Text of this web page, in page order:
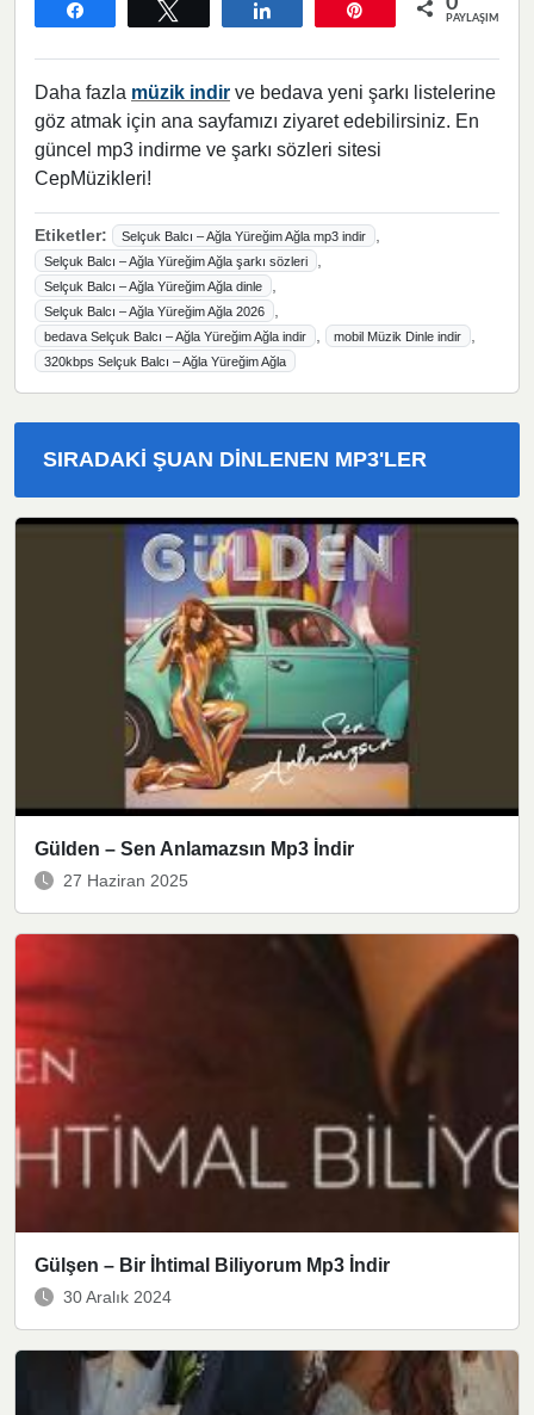
PAYLAŞIMLAR
Daha fazla müzik indir ve bedava yeni şarkı listelerine
göz atmak için ana sayfamızı ziyaret edebilirsiniz. En
güncel mp3 indirme ve şarkı sözleri sitesi
CepMüzikleri!
Etiketler: Selçuk Balcı – Ağla Yüreğim Ağla mp3 indir ,
Selçuk Balcı – Ağla Yüreğim Ağla şarkı sözleri ,
Selçuk Balcı – Ağla Yüreğim Ağla dinle ,
Selçuk Balcı – Ağla Yüreğim Ağla 2026 ,
bedava Selçuk Balcı – Ağla Yüreğim Ağla indir , mobil Müzik Dinle indir
320kbps Selçuk Balcı – Ağla Yüreğim Ağla
SIRADAKI ŞUAN DINLENEN MP3'LER
Gülden – Sen Anlamazsın Mp3 İndir
27 Haziran 2025
Gülşen – Bir İhtimal Biliyorum Mp3 İndir
30 Aralık 2024